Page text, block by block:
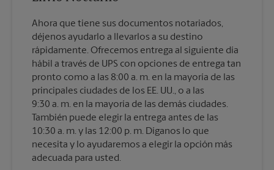
Ahora que tiene sus documentos notariados,
déjenos ayudarlo a llevarlos a su destino
rápidamente. Ofrecemos entrega al siguiente día
hábil a través de UPS con opciones de entrega tan
pronto como a las 8:00 a. m. en la mayoría de las
principales ciudades de los EE. UU., o a las
9:30 a. m. en la mayoría de las demás ciudades.
También puede elegir la entrega antes de las
10:30 a. m. y las 12:00 p. m. Díganos lo que
necesita y lo ayudaremos a elegir la opción más
adecuada para usted.